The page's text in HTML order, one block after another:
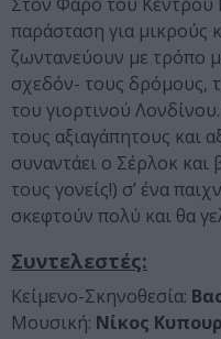
παράσταση για μικρούς
ζωντανεύουν με τρόπο
σχεδόν- τους δρόμους,
του γιορτινού
τους αξιαγάπητους και
συναντάει ο Σέρλοκ και
τους γονείς!) σ’ ένα
σκεφτούν πολύ και θα
Συντελεστές:
Κείμενο-Σκηνοθεσία:
Μουσική: Νίκος